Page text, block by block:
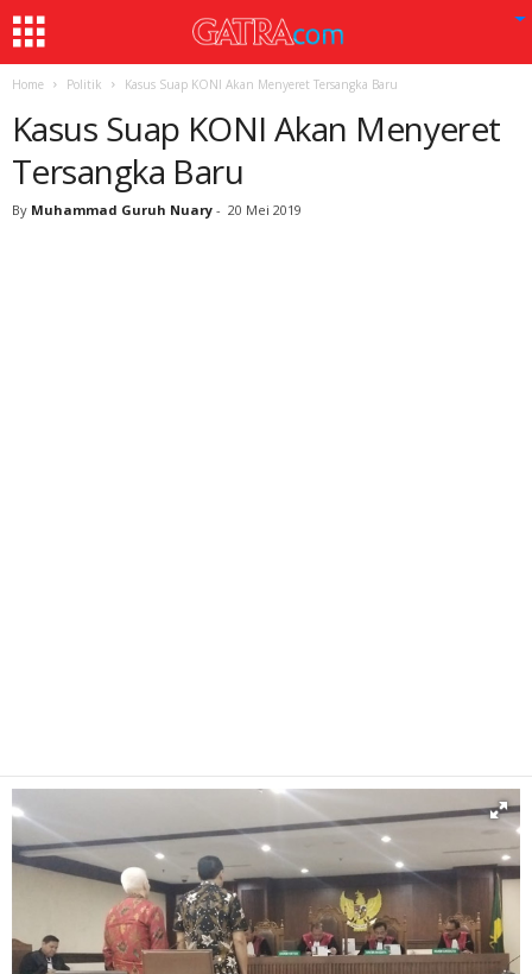
Home Politik Kasus Suap KONI Akan Menyeret Tersangka Baru
Kasus Suap KONI Akan Menyeret
Tersangka Baru
By Muhammad Guruh Nuary - 20 Mei 2019